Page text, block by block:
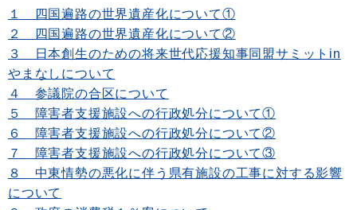
１ 四国遍路の世界遺産化について①
２ 四国遍路の世界遺産化について②
３ 日本創生のための将来世代応援知事同盟サミットin
やまなしについて
４ 参議院の合区について
５ 障害者支援施設への行政処分について①
６ 障害者支援施設への行政処分について②
７ 障害者支援施設への行政処分について③
８ 中東情勢の悪化に伴う県有施設の工事に対する影響
について